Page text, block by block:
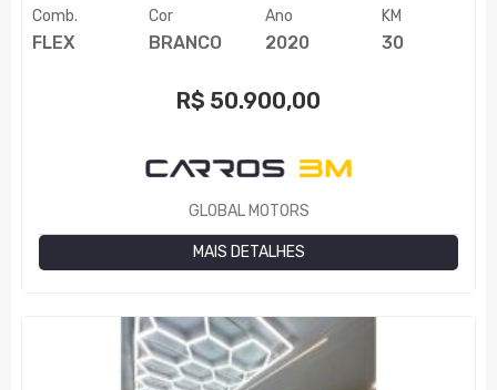
Comb.
FLEX
Cor
BRANCO
Ano
2020
KM
30
R$ 50.900,00
GLOBAL MOTORS
MAIS DETALHES